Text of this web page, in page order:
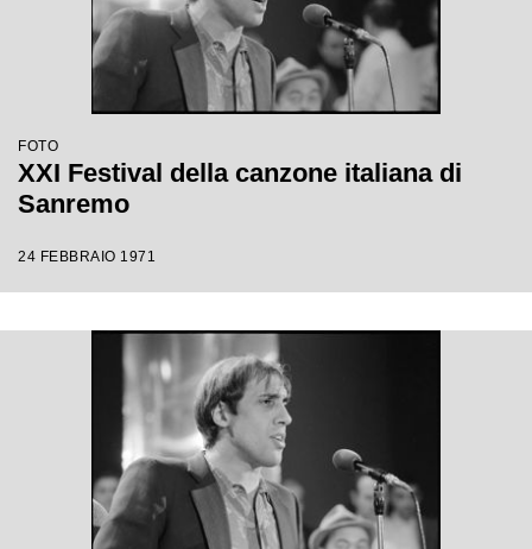
FOTO
XXI Festival della canzone italiana di
Sanremo
24 FEBBRAIO 1971